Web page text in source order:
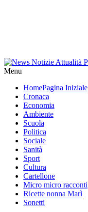
Menu
HomePagina Iniziale
Cronaca
Economia
Ambiente
Scuola
Politica
Sociale
Sanità
Sport
Cultura
Cartellone
Micro micro racconti
Ricette nonna Marì
Sonetti